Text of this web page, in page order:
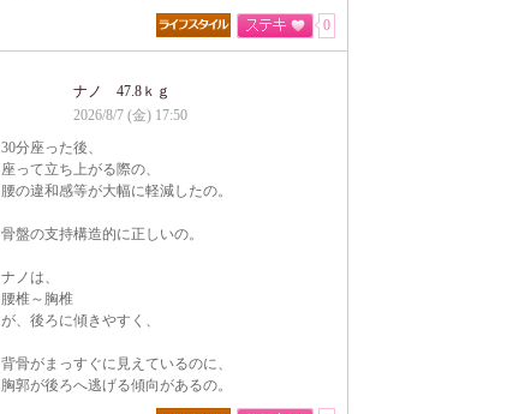
0
ナノ 47.8ｋｇ
2026/8/7 (金) 17:50
30分座った後、
座って立ち上がる際の、
腰の違和感等が大幅に軽減したの。
骨盤の支持構造的に正しいの。
ナノは、
腰椎～胸椎
が、後ろに傾きやすく、
背骨がまっすぐに見えているのに、
胸郭が後ろへ逃げる傾向があるの。